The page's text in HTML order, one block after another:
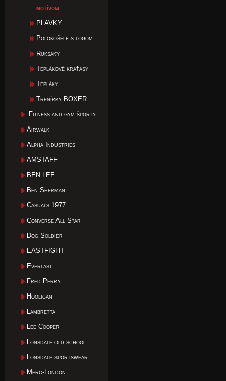
motívom
PLAVKY
Polokošele s logom
Ruksaky
Teplákové kraťasy
Tepláky
Trenírky BOXER
.Fitness and gym športy
Airwalk
Alpha Industries
AMSTAFF
BEN LEE
Ben Sherman
Casuals 1977
Converse All Star
Dog Soldier
EASTFIGHT
Everlast
Fred Perry
Hooligan
Lambretta
Lee Cooper
Lonsdale old school
Lonsdale sportswear
Merc-London